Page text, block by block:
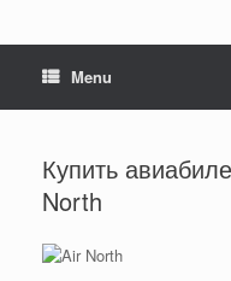
Menu
Купить
North